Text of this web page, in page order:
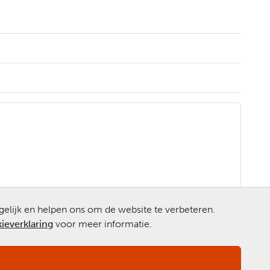
en helpen ons om de website te verbeteren.
voor meer informatie.